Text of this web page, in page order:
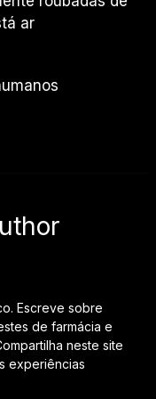
ar
Escreve sobre
de farmácia e
neste site
experiências